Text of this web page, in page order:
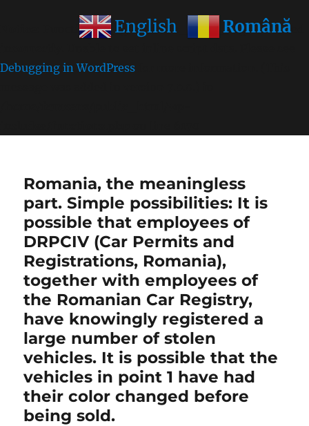
: Function wp_get_inline_script_tag was called
Debugging in WordPress
Romania, the meaningless
part. Simple possibilities: It is
possible that employees of
DRPCIV (Car Permits and
Registrations, Romania),
together with employees of
the Romanian Car Registry,
have knowingly registered a
large number of stolen
vehicles. It is possible that the
vehicles in point 1 have had
their color changed before
being sold.
English Română